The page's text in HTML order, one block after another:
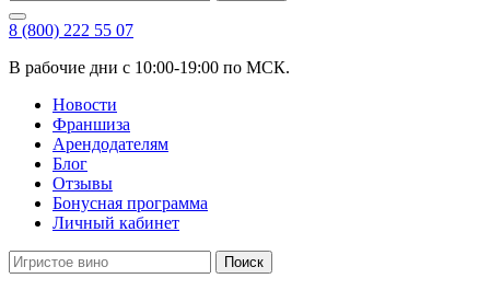
8 (800) 222 55 07
В рабочие дни с 10:00-19:00 по МСК.
Новости
Франшиза
Арендодателям
Блог
Отзывы
Бонусная программа
Личный кабинет
Поиск